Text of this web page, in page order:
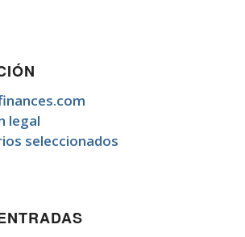
legal
seleccionados